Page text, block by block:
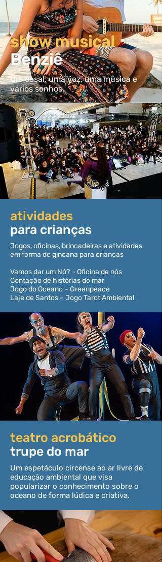
show musical
Benziê
Um casal, uma voz, uma música e
vários sonhos.
atividades
para crianças
Jogos, oficinas, brincadeiras e atividades
em forma de gincana para crianças
Vamos dar um Nó? – Oficina de nós
Contação de histórias do mar
Jogo do Oceano – Greenpeace
Laje de Santos – Jogo Tarot Ambiental
teatro acrobático
trupe do mar
Um espetáculo circense ao ar livre de
educação ambiental que visa
popularizar o conhecimento sobre o
oceano de forma lúdica e criativa.